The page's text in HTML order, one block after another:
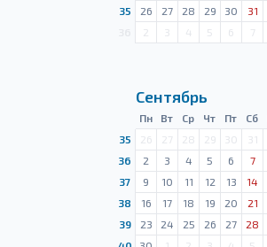
35
26 27 28 29 30 31
2 3 4 5 6 7
Сентябрь
Пн Вт Ср Чт Пт Сб
35
26 27 28 29 30 31
36
2 3 4 5 6 7
37
9 10 11 12 13 14
38
16 17 18 19 20 21
39
23 24 25 26 27 28